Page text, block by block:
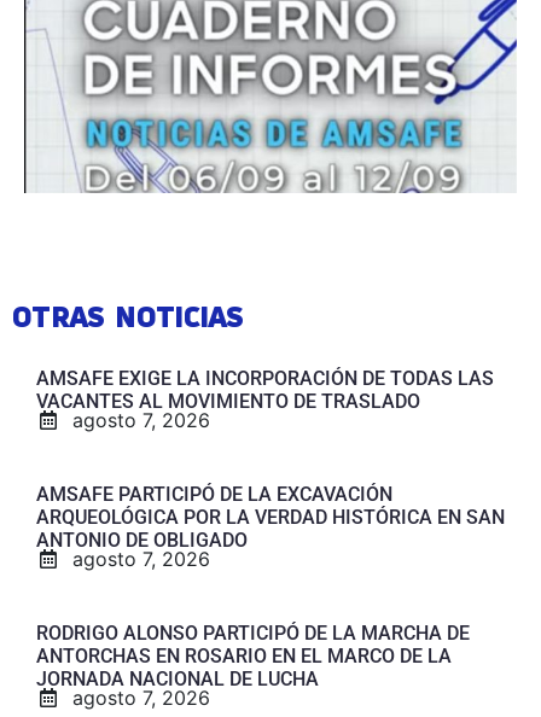
OTRAS NOTICIAS
AMSAFE EXIGE LA INCORPORACIÓN DE TODAS LAS
VACANTES AL MOVIMIENTO DE TRASLADO
agosto 7, 2026
AMSAFE PARTICIPÓ DE LA EXCAVACIÓN
ARQUEOLÓGICA POR LA VERDAD HISTÓRICA EN SAN
ANTONIO DE OBLIGADO
agosto 7, 2026
RODRIGO ALONSO PARTICIPÓ DE LA MARCHA DE
ANTORCHAS EN ROSARIO EN EL MARCO DE LA
JORNADA NACIONAL DE LUCHA
agosto 7, 2026